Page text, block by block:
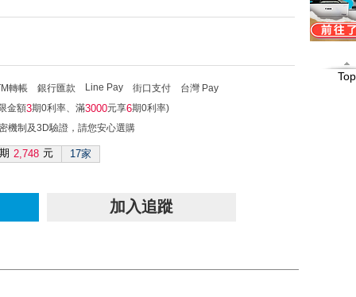
Top
轉帳 銀行匯款 Line Pay 街口支付
台灣 Pay
金額3期0利率、滿3000元享6期0利率)
機制及3D驗證，請您安心選購
2,748 元 17家
加入追蹤